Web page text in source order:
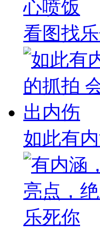
看图找
如此有